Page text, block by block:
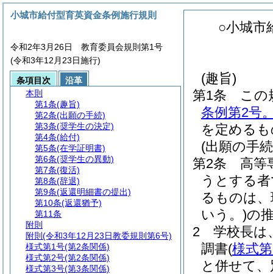
○小城市
(趣旨)
第1条
この
条例第2号
を定める
(出願の手
第2条
高等
うとする
るものは
いう。)の
2
学校長は
調書(様式
と併せて
小城市給付型育英資金条例施行規則
令和2年3月26日 教育委員会規則第1号
(令和3年12月23日施行)
条項目次
沿革
本則
第1条(趣旨)
第2条(出願の手続)
第3条(奨学生の決定)
第4条(給付)
第5条(在学証明書)
第6条(奨学生の異動)
第7条(復活)
第8条(辞退)
第9条(返還明細書の提出)
第10条(返還猶予)
第11条
附則
附則 (令和3年12月23日教委規則第6号)
様式第1号(第2条関係)
様式第2号(第2条関係)
様式第3号(第3条関係)